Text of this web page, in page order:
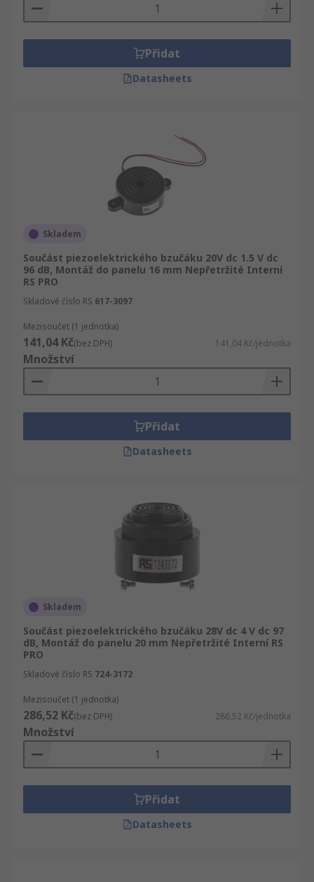
Komponenty piezoelektrických bzučáků byl
dodán druhý den. Jsme si jisti, že naše výrobky
jsou nejkvalitnější na trhu, ale chceme, abyste se
přesvědčili sami a proto Vám nabízíme
technickou specifikaci všech výrobků, mezi které
Přidat
Datasheets
Skladem
Součást piezoelektrického bzučáku 20V dc 1.5 V dc
96 dB, Montáž do panelu 16 mm Nepřetržité Interní
RS PRO
Skladové číslo RS 617-3097
Mezisoučet (1 jednotka)
141,04 Kč(bez DPH) 141,04 Kč/jednotka
Množství
Přidat
Datasheets
Skladem
Součást piezoelektrického bzučáku 28V dc 4 V dc 97
dB, Montáž do panelu 20 mm Nepřetržité Interní RS
PRO
Skladové číslo RS 724-3172
Mezisoučet (1 jednotka)
286,52 Kč(bez DPH) 286,52 Kč/jednotka
Množství
Přidat
Datasheets